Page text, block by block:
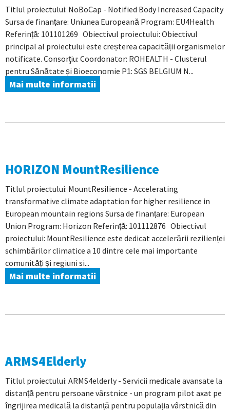
Titlul proiectului: NoBoCap - Notified Body Increased Capacity
Sursa de finanțare: Uniunea Europeană Program: EU4Health
Referință: 101101269 Obiectivul proiectului: Obiectivul
principal al proiectului este creșterea capacității organismelor
notificate. Consorţiu: Coordonator: ROHEALTH - Clusterul
pentru Sănătate și Bioeconomie P1: SGS BELGIUM N...
Mai multe informatii
HORIZON MountResilience
Titlul proiectului: MountResilience - Accelerating
transformative climate adaptation for higher resilience in
European mountain regions Sursa de finanțare: European
Union Program: Horizon Referință: 101112876 Obiectivul
proiectului: MountResilience este dedicat accelerării rezilienței
schimbărilor climatice a 10 dintre cele mai importante
comunități și regiuni si...
Mai multe informatii
ARMS4Elderly
Titlul proiectului: ARMS4elderly - Servicii medicale avansate la
distanță pentru persoane vârstnice - un program pilot axat pe
îngrijirea medicală la distanță pentru populația vârstnică din